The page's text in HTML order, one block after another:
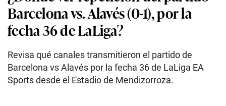
Barcelona vs. Alavés (0-1), por la
fecha 36 de LaLiga?
Revisa qué canales transmitieron el partido de
Barcelona vs Alavés por la fecha 36 de LaLiga EA
Sports desde el Estadio de Mendizorroza.